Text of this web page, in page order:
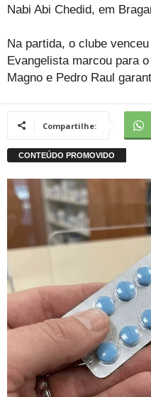
Nabi Abi Chedid, em
Na partida, o clube
Evangelista marcou para
Magno e Pedro Raul
Compartilhe: